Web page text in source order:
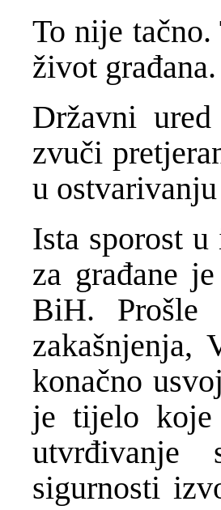
To nije
život građana.
Državni
zvuči
u
Ista sporost
za građane
BiH. Prošle
zakašnjenja,
konačno
je tijelo koje
utvrđivanje
sigurnosti